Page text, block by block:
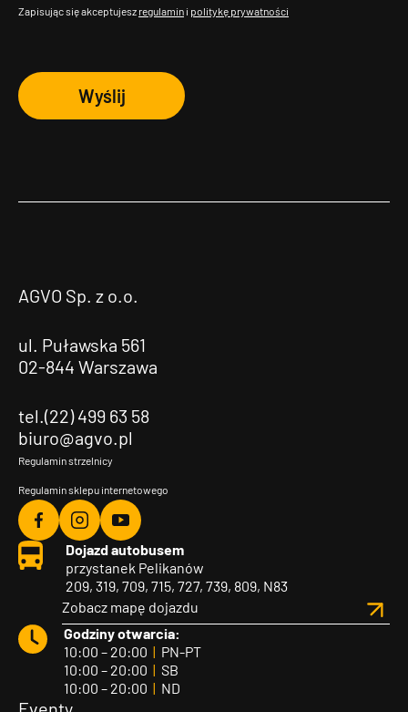
Zapisując się akceptujesz regulamin i politykę prywatności
Wyślij
AGVO Sp. z o.o.
ul. Puławska 561
02-844 Warszawa
tel.(22) 499 63 58
biuro@agvo.pl
Regulamin strzelnicy
Regulamin sklepu internetowego
Agvo
Facebook
Agvo
Instagram
Agvo
YouTube
Dojazd autobusem
przystanek Pelikanów
209, 319, 709, 715, 727, 739, 809, N83
Zobacz mapę dojazdu
Godziny otwarcia:
10:00 – 20:00 | PN-PT
10:00 – 20:00 | SB
10:00 – 20:00 | ND